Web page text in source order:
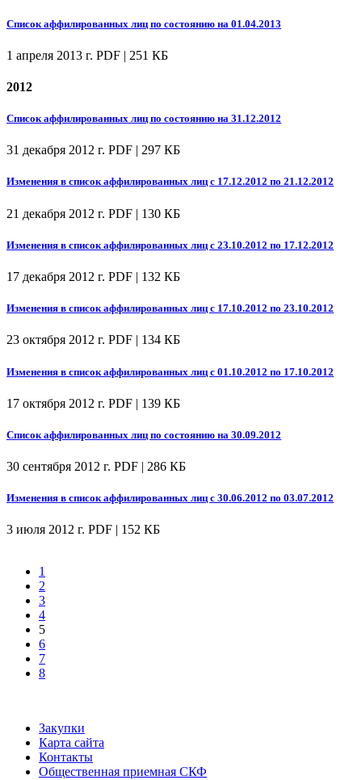
Список аффилированных лиц по состоянию на 01.04.2013
1 апреля 2013 г. PDF | 251 КБ
2012
Список аффилированных лиц по состоянию на 31.12.2012
31 декабря 2012 г. PDF | 297 КБ
Изменения в список аффилированных лиц с 17.12.2012 по 21.12.2012
21 декабря 2012 г. PDF | 130 КБ
Изменения в список аффилированных лиц с 23.10.2012 по 17.12.2012
17 декабря 2012 г. PDF | 132 КБ
Изменения в список аффилированных лиц с 17.10.2012 по 23.10.2012
23 октября 2012 г. PDF | 134 КБ
Изменения в список аффилированных лиц с 01.10.2012 по 17.10.2012
17 октября 2012 г. PDF | 139 КБ
Список аффилированных лиц по состоянию на 30.09.2012
30 сентября 2012 г. PDF | 286 КБ
Изменения в список аффилированных лиц с 30.06.2012 по 03.07.2012
3 июля 2012 г. PDF | 152 КБ
1
2
3
4
5
6
7
8
Закупки
Карта сайта
Контакты
Общественная приемная СКФ